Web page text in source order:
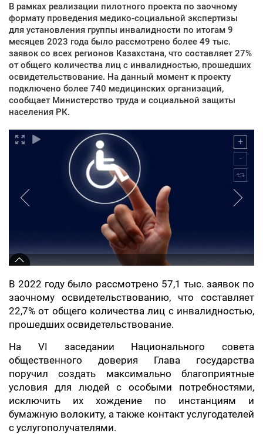
В рамках реализации пилотного проекта по заочному
формату проведения медико-социальной экспертизы
для установления группы инвалидности по итогам 9
месяцев 2023 года было рассмотрено более 49 тыс.
заявок со всех регионов Казахстана, что составляет 27%
от общего количества лиц с инвалидностью, прошедших
освидетельствование. На данный момент к проекту
подключено более 740 медицинских организаций,
сообщает Министерство труда и социальной защиты
населения РК.
В 2022 году было рассмотрено 57,1 тыс. заявок по
заочному освидетельствованию, что составляет
22,7% от общего количества лиц с инвалидностью,
прошедших освидетельствование.
На VI заседании Национального совета
общественного доверия Глава государства
поручил создать максимально благоприятные
условия для людей с особыми потребностями,
исключить их хождение по инстанциям и
бумажную волокиту, а также контакт услугодателей
с услугополучателями.